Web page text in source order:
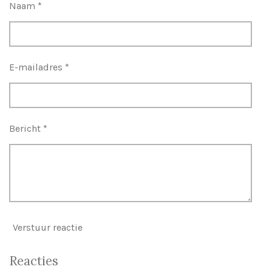
Naam *
E-mailadres *
Bericht *
Verstuur reactie
Reacties